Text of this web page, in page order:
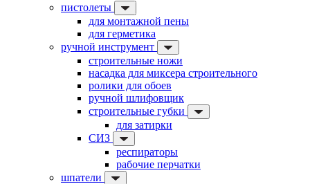
пистолеты
для монтажной пены
для герметика
ручной инструмент
строительные ножи
насадка для миксера строительного
ролики для обоев
ручной шлифовщик
строительные губки
для затирки
СИЗ
респираторы
рабочие перчатки
шпатели